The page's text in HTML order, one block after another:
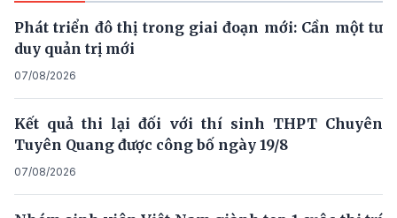
Phát triển đô thị trong giai đoạn mới: Cần một tư
duy quản trị mới
07/08/2026
Kết quả thi lại đối với thí sinh THPT Chuyên
Tuyên Quang được công bố ngày 19/8
07/08/2026